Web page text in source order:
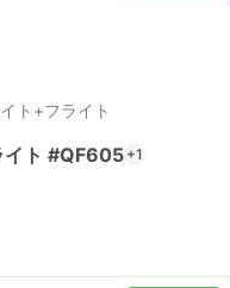
ト+フライト
イト #QF605 +1